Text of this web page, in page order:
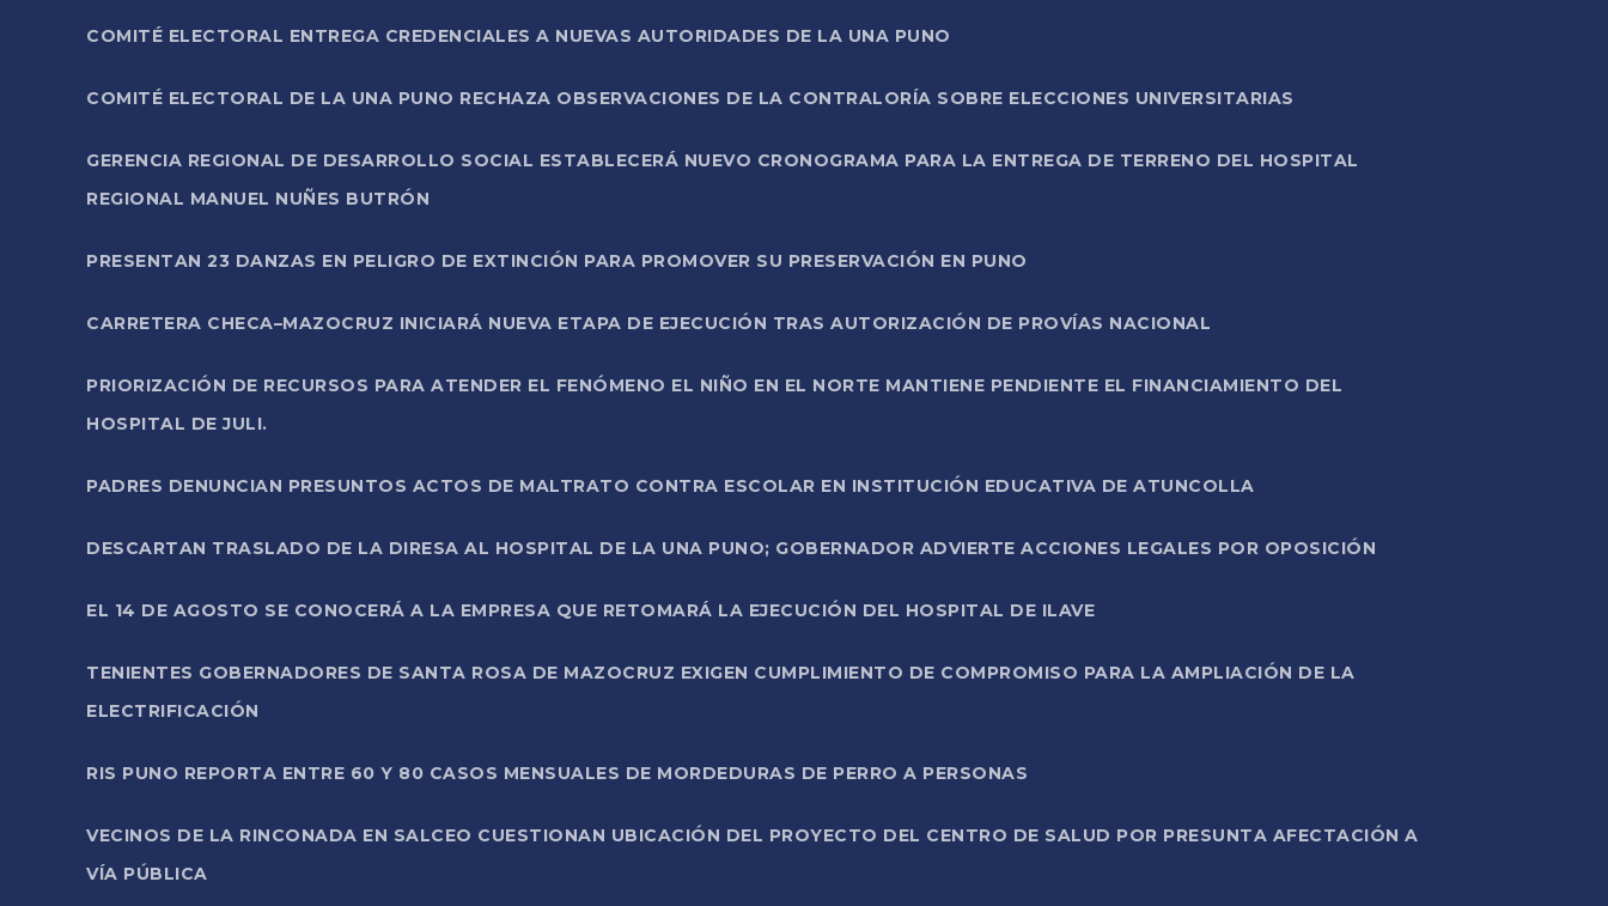
COMITÉ ELECTORAL ENTREGA CREDENCIALES A NUEVAS AUTORIDADES DE LA UNA PUNO
COMITÉ ELECTORAL DE LA UNA PUNO RECHAZA OBSERVACIONES DE LA CONTRALORÍA SOBRE ELECCIONES UNIVERSITARIAS
GERENCIA REGIONAL DE DESARROLLO SOCIAL ESTABLECERÁ NUEVO CRONOGRAMA PARA LA ENTREGA DE TERRENO DEL HOSPITAL
REGIONAL MANUEL NUÑES BUTRÓN
PRESENTAN 23 DANZAS EN PELIGRO DE EXTINCIÓN PARA PROMOVER SU PRESERVACIÓN EN PUNO
CARRETERA CHECA–MAZOCRUZ INICIARÁ NUEVA ETAPA DE EJECUCIÓN TRAS AUTORIZACIÓN DE PROVÍAS NACIONAL
PRIORIZACIÓN DE RECURSOS PARA ATENDER EL FENÓMENO EL NIÑO EN EL NORTE MANTIENE PENDIENTE EL FINANCIAMIENTO DEL
HOSPITAL DE JULI.
PADRES DENUNCIAN PRESUNTOS ACTOS DE MALTRATO CONTRA ESCOLAR EN INSTITUCIÓN EDUCATIVA DE ATUNCOLLA
DESCARTAN TRASLADO DE LA DIRESA AL HOSPITAL DE LA UNA PUNO; GOBERNADOR ADVIERTE ACCIONES LEGALES POR OPOSICIÓN
EL 14 DE AGOSTO SE CONOCERÁ A LA EMPRESA QUE RETOMARÁ LA EJECUCIÓN DEL HOSPITAL DE ILAVE
TENIENTES GOBERNADORES DE SANTA ROSA DE MAZOCRUZ EXIGEN CUMPLIMIENTO DE COMPROMISO PARA LA AMPLIACIÓN DE LA
ELECTRIFICACIÓN
RIS PUNO REPORTA ENTRE 60 Y 80 CASOS MENSUALES DE MORDEDURAS DE PERRO A PERSONAS
VECINOS DE LA RINCONADA EN SALCEO CUESTIONAN UBICACIÓN DEL PROYECTO DEL CENTRO DE SALUD POR PRESUNTA AFECTACIÓN A
VÍA PÚBLICA